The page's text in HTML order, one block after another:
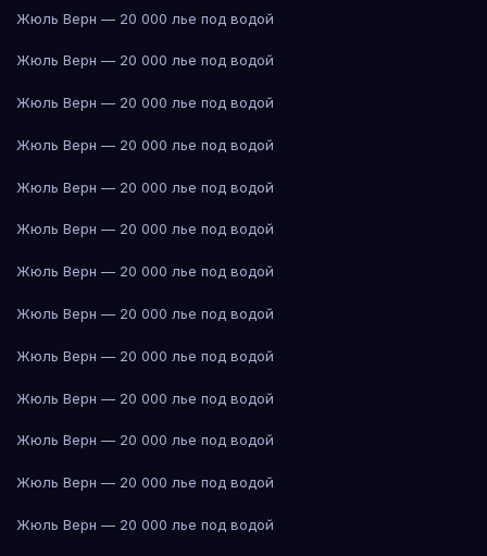
Жюль Верн — 20 000 лье под водой
Жюль Верн — 20 000 лье под водой
Жюль Верн — 20 000 лье под водой
Жюль Верн — 20 000 лье под водой
Жюль Верн — 20 000 лье под водой
Жюль Верн — 20 000 лье под водой
Жюль Верн — 20 000 лье под водой
Жюль Верн — 20 000 лье под водой
Жюль Верн — 20 000 лье под водой
Жюль Верн — 20 000 лье под водой
Жюль Верн — 20 000 лье под водой
Жюль Верн — 20 000 лье под водой
Жюль Верн — 20 000 лье под водой